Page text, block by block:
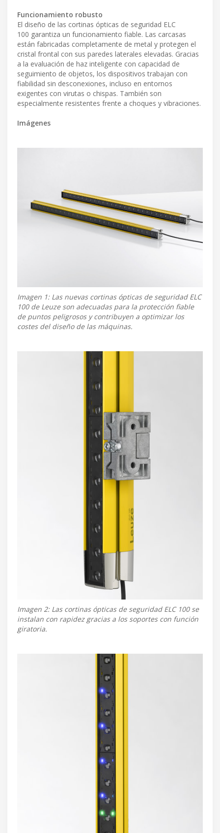
Funcionamiento robusto
El diseño de las cortinas ópticas de seguridad ELC
100 garantiza un funcionamiento fiable. Las carcasas
están fabricadas completamente de metal y protegen el
cristal frontal con sus paredes laterales elevadas. Gracias
a la evaluación de haz inteligente con capacidad de
seguimiento de objetos, los dispositivos trabajan con
fiabilidad sin desconexiones, incluso en entornos
exigentes con virutas o chispas. También son
especialmente resistentes frente a choques y vibraciones.
Imágenes
Imagen 1: Las nuevas cortinas ópticas de seguridad ELC
100 de Leuze son adecuadas para la protección fiable
de puntos peligrosos y contribuyen a optimizar los
costes del diseño de las máquinas.
Imagen 2: Las cortinas ópticas de seguridad ELC 100 se
instalan con rapidez gracias a los soportes con función
giratoria.